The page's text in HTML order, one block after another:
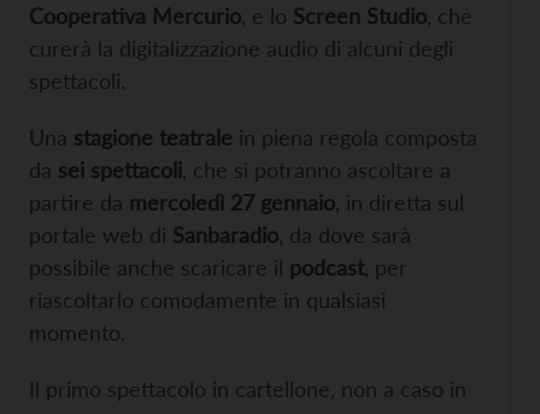
Cooperativa Mercurio , e lo Screen Studio , che
curerà la digitalizzazione audio di alcuni degli
spettacoli.
Una stagione teatrale in piena regola composta
da sei spettacoli , che si potranno ascoltare a
partire da mercoledì 27 gennaio , in diretta sul
portale web di Sanbaradio , da dove sarà
possibile anche scaricare il podcast, per
riascoltarlo comodamente in qualsiasi
momento.
Il primo spettacolo in cartellone, non a caso in